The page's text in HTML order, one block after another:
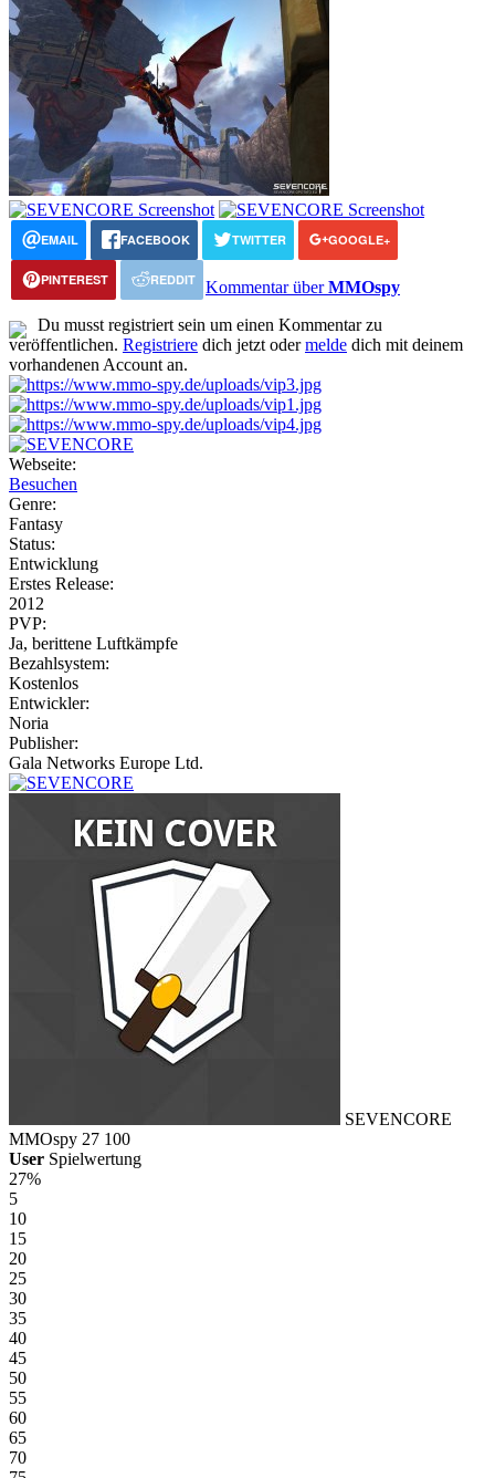
EMAIL FACEBOOK TWITTER GOOGLE+
PINTEREST REDDIT Kommentar überMMOspy
Du musst registriert sein um einen Kommentar zu
veröffentlichen. Registriere dich jetzt odermelde dich mit deinem
vorhandenen Account an.
Webseite:
Besuchen
Genre:
Fantasy
Status:
Entwicklung
Erstes Release:
2012
PVP:
Ja, berittene Luftkämpfe
Bezahlsystem:
Kostenlos
Entwickler:
Noria
Publisher:
Gala Networks Europe Ltd.
SEVENCORE
MMOspy 27 100
User Spielwertung
27%
5
10
15
20
25
30
35
40
45
50
55
60
65
70